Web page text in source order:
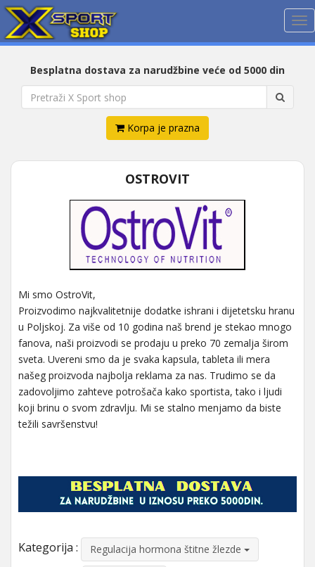
Besplatna dostava za narudžbine veće od 5000 din
Korpa je prazna
OSTROVIT
Mi smo OstroVit,
Proizvodimo najkvalitetnije dodatke ishrani i dijetetsku hranu
u Poljskoj. Za više od 10 godina naš brend je stekao mnogo
fanova, naši proizvodi se prodaju u preko 70 zemalja širom
sveta. Uvereni smo da je svaka kapsula, tableta ili mera
našeg proizvoda najbolja reklama za nas. Trudimo se da
zadovoljimo zahteve potrošača kako sportista, tako i ljudi
koji brinu o svom zdravlju. Mi se stalno menjamo da biste
težili savršenstvu!
Kategorija : Regulacija hormona štitne žlezde